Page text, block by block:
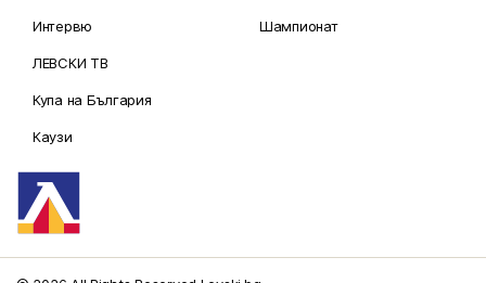
Интервю
ЛЕВСКИ ТВ
Купа на България
Каузи
Шампионат